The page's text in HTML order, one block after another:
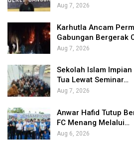
Aug 7, 2026
Karhutla Ancam
Gabungan Bergerak
Aug 7, 2026
Sekolah Islam
Tua Lewat Seminar…
Aug 7, 2026
Anwar Hafid Tutup
FC Menang Melalui…
Aug 6, 2026